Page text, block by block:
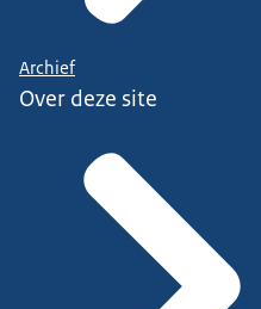
Archief
Over deze site